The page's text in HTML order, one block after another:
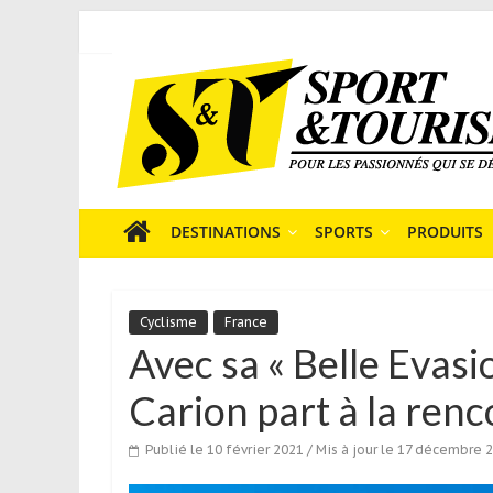
content
Tourisme
est
un
média
sur
sportif
qui
s’adresse
aux
ponctuels
ou
DESTINATIONS SPORTS PRODUITS
Cyclisme France
Avec sa « Belle
Carion part à la
Publié le 10 février 2021 / Mis à jour le 17 décembre